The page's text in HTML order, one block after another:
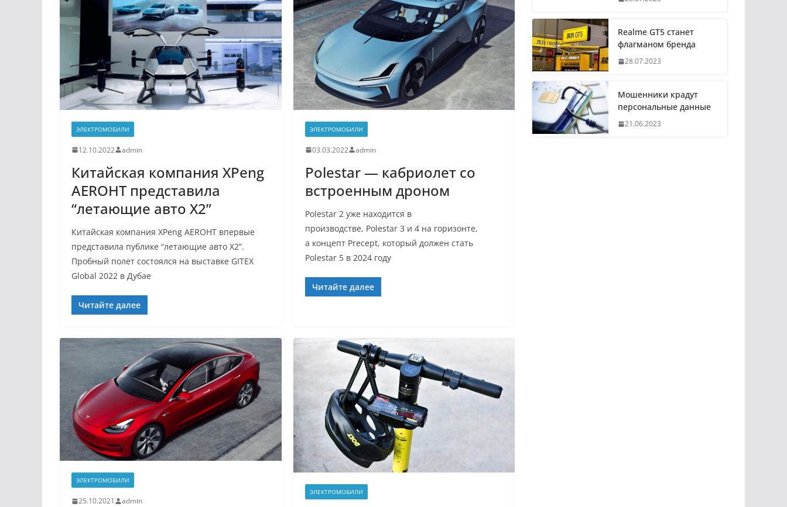
ЭЛЕКТРОМОБИЛИ
12.10.2022 admin
Китайская компания XPeng
AEROHT представила
“летающие авто X2”
Китайская компания XPeng AEROHT впервые
представила публике “летающие авто X2”.
Пробный полет состоялся на выставке GITEX
Global 2022 в Дубае
Читайте далее
ЭЛЕКТРОМОБИЛИ
03.03.2022 admin
Polestar — кабриолет со
встроенным дроном
Polestar 2 уже находится в
производстве, Polestar 3 и 4 на горизонте,
а концепт Precept, который должен стать
Polestar 5 в 2024 году
Читайте далее
ЭЛЕКТРОМОБИЛИ
25.10.2021 admin
ЭЛЕКТРОМОБИЛИ
Realme GT5 станет
флагманом бренда
28.07.2023
Мошенники крадут
персональные данные
21.06.2023